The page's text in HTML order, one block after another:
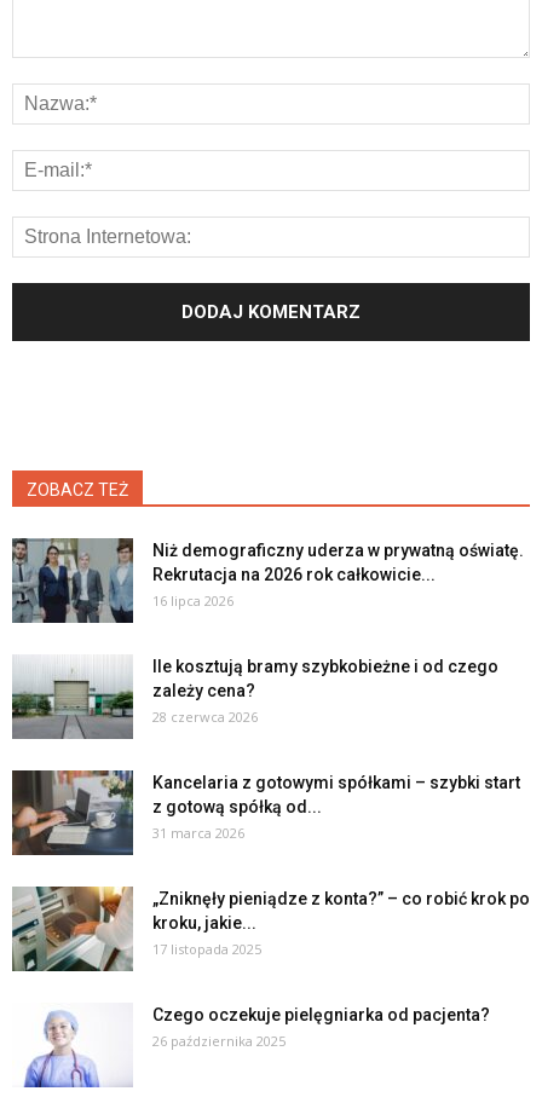
ZOBACZ TEŻ
Niż demograficzny uderza w prywatną oświatę.
Rekrutacja na 2026 rok całkowicie...
16 lipca 2026
Ile kosztują bramy szybkobieżne i od czego
zależy cena?
28 czerwca 2026
Kancelaria z gotowymi spółkami – szybki start
z gotową spółką od...
31 marca 2026
„Zniknęły pieniądze z konta?” – co robić krok po
kroku, jakie...
17 listopada 2025
Czego oczekuje pielęgniarka od pacjenta?
26 października 2025